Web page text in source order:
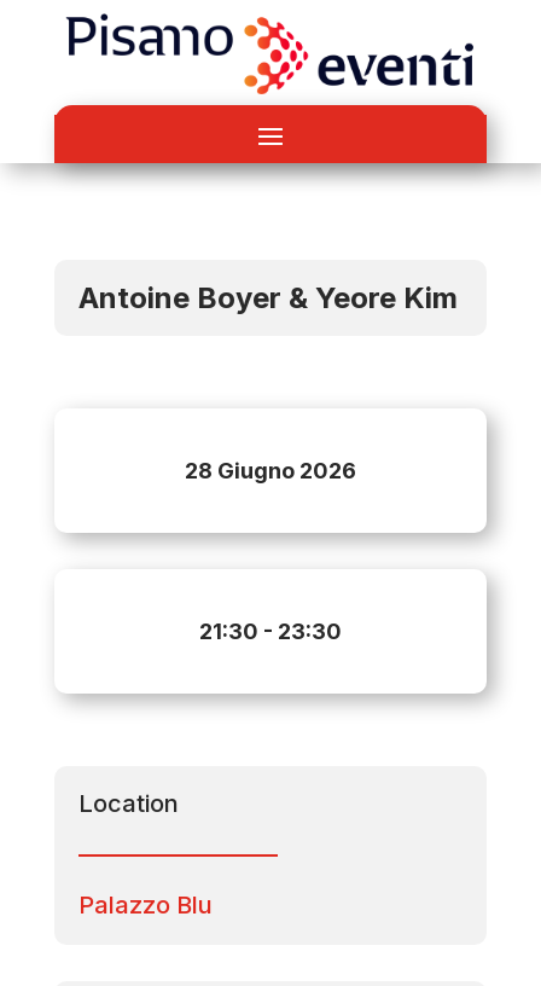
Antoine Boyer & Yeore Kim
28 Giugno 2026
21:30 - 23:30
Location
Palazzo Blu